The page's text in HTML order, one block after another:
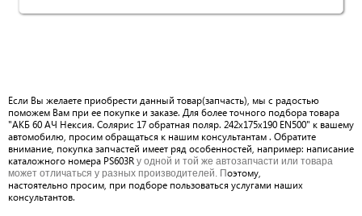
Если Вы желаете приобрести данный товар(запчасть), мы с радостью
поможем Вам при ее покупке и заказе. Для более точного подбора товара
"АКБ 60 АЧ Нексия. Солярис 17 обратная поляр. 242x175x190 EN500" к вашему
автомобилю, просим обращаться к нашим консультантам . Обратите
внимание, покупка запчастей имеет ряд особенностей, например: написание
каталожного номера PS603R у одной и той же автозапчасти или товара
может отличаться у разных производителей. Поэтому,
настоятельно просим, при подборе пользоваться услугами наших
консультантов.